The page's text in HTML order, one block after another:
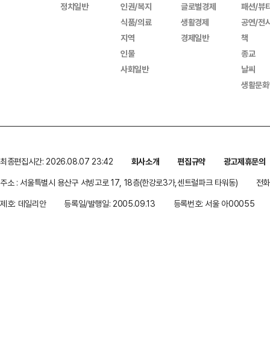
정치일반
인권/복지
식품/의료
지역
인물
사회일반
글로벌경제
생활경제
경제일반
패션/뷰
공연/전
책
종교
날씨
생활문
최종편집시간: 2026.08.07 23:42 회사소개 편집규약
광고제휴문의
주소 : 서울특별시 용산구 서빙고로 17, 18층(한강로3가,센트럴파크 타워동)
전
제호: 데일리안
등록일/발행일: 2005.09.13 등록번호: 서울 아00055